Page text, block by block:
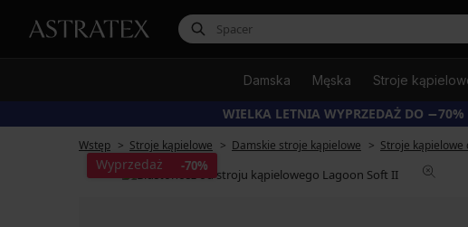
Damska Męska Stroje
WIELKA LETNIA WYPRZEDAŻ DO −70%
Wstęp Stroje kąpielowe Damskie stroje kąpielowe Stroje kąpielowe
Wyprzedaż -70%